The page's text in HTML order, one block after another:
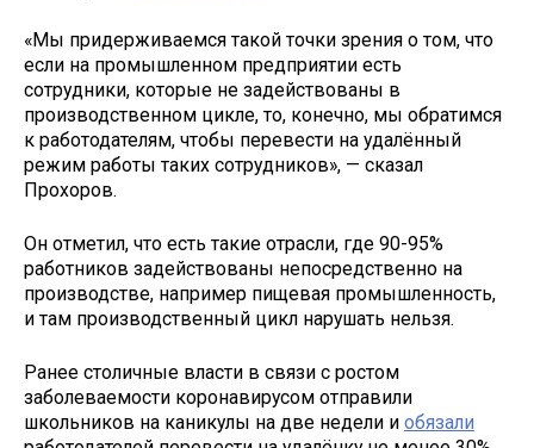
«Мы придерживаемся такой точки зрения о том, что
если на промышленном предприятии есть
сотрудники, которые не задействованы в
производственном цикле, то, конечно, мы обратимся
к работодателям, чтобы перевести на удалённый
режим работы таких сотрудников», — сказал
Прохоров.
Он отметил, что есть такие отрасли, где 90-95%
работников задействованы непосредственно на
производстве, например пищевая промышленность,
и там производственный цикл нарушать нельзя.
Ранее столичные власти в связи с ростом
заболеваемости коронавирусом отправили
школьников на каникулы на две недели и обязали